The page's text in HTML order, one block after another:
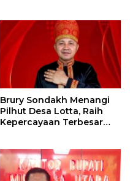
Brury Sondakh Menangi
Pilhut Desa Lotta, Raih
Kepercayaan Terbesar